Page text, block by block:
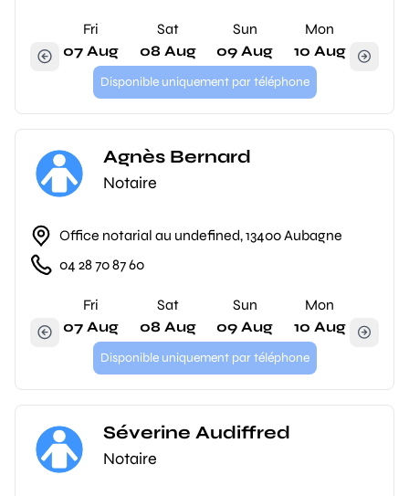
Fri
07 Aug
Sat
08 Aug
Sun
09 Aug
Mon
10 Aug
Disponible uniquement par téléphone
Agnès Bernard
Notaire
Office notarial au undefined, 13400 Aubagne
04 28 70 87 60
Fri
07 Aug
Sat
08 Aug
Sun
09 Aug
Mon
10 Aug
Disponible uniquement par téléphone
Séverine Audiffred
Notaire